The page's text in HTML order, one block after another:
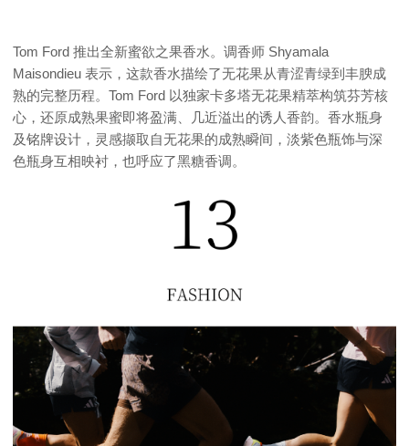
Tom Ford 推出全新蜜欲之果香水。调香师 Shyamala
Maisondieu 表示，这款香水描绘了无花果从青涩青绿到丰腴成
熟的完整历程。Tom Ford 以独家卡多塔无花果精萃构筑芬芳核
心，还原成熟果蜜即将盈满、几近溢出的诱人香韵。香水瓶身
及铭牌设计，灵感撷取自无花果的成熟瞬间，淡紫色瓶饰与深
色瓶身互相映衬，也呼应了黑糖香调。